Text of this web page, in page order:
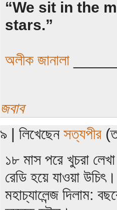
“We sit in the
stars.”
অলীক জানালা
জবাব
৯ | লিখেছেন সত্যপীর
১৮ মাস পরে খুচরা
রেডি হয়ে যাওয়া
মহাচ্যালেন্জ দিলাম: